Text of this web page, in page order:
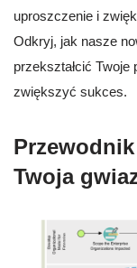
uproszczenie i
Odkryj, jak nasze
przekształcić
zwiększyć sukces.
Twoja